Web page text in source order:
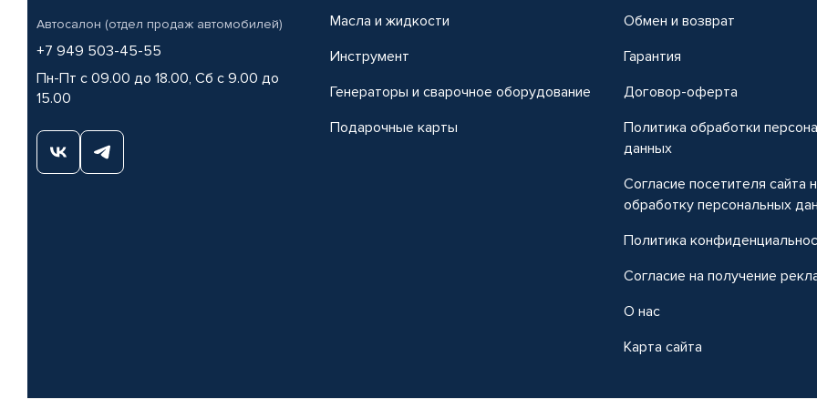
Автосалон (отдел продаж автомобилей)
+7 949 503-45-55
Пн-Пт с 09.00 до 18.00, Сб с 9.00 до
15.00
Масла и жидкости
Инструмент
Генераторы и сварочное оборудование
Подарочные карты
Обмен и возврат
Гарантия
Договор-оферта
Политика обработки
данных
Согласие посетителя сайта
обработку персональных
Политика
Согласие на получение
О нас
Карта сайта